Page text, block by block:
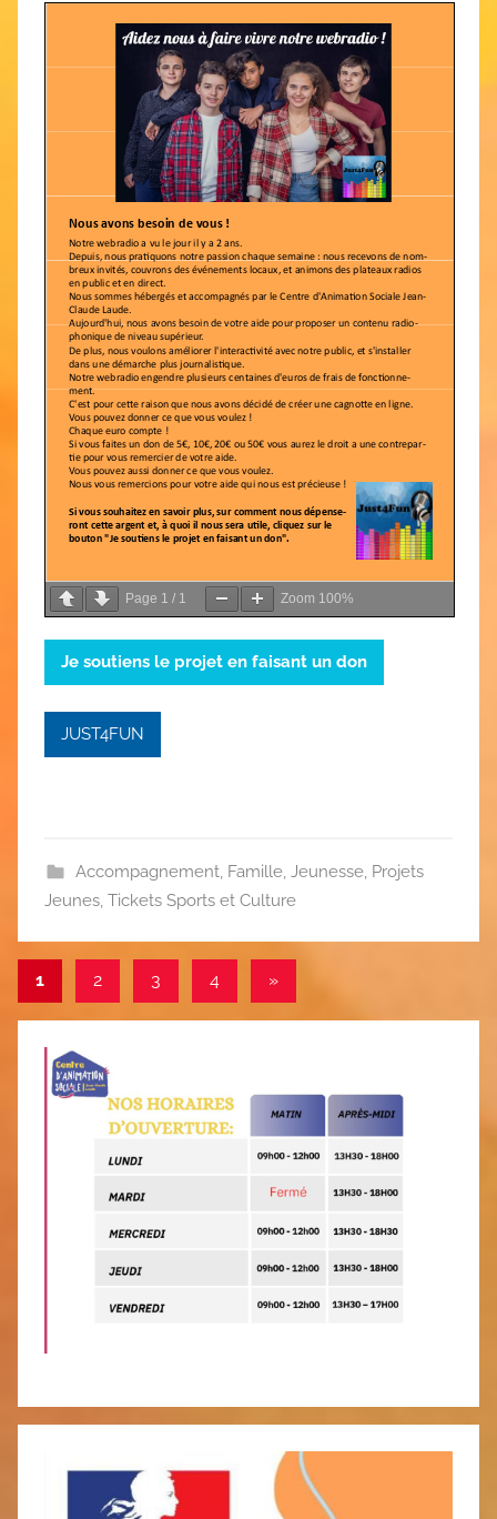
r
C
A
S
Page 1 / 1 Zoom 100%
Je soutiens le projet en faisant un don
JUST4FUN
Accompagnement, Famille, Jeunesse, Projets
Jeunes, Tickets Sports et Culture
Pagination
des
publications
1 2 3 4
Articles
»